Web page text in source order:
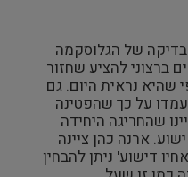
של הגלוסקמה
ברצוני להציע שחזור
שהיא נראית היום. גם
על כך שהפטינה
שהחריגה היחידה
ארנה כהן ציינה
דישוע' ניתן להבחין